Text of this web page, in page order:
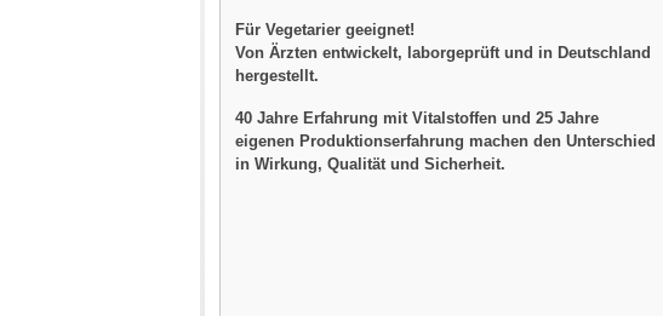
Für Vegetarier geeignet!
Von Ärzten entwickelt, laborgeprüft und in Deutschland
hergestellt.
40 Jahre Erfahrung mit Vitalstoffen und 25 Jahre
eigenen Produktionserfahrung machen den Unterschied
in Wirkung, Qualität und Sicherheit.